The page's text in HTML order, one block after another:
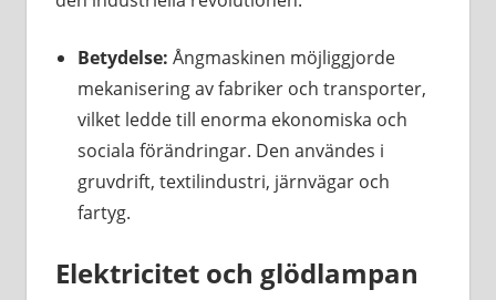
Betydelse: Ångmaskinen möjliggjorde
mekanisering av fabriker och transporter,
vilket ledde till enorma ekonomiska och
sociala förändringar. Den användes i
gruvdrift, textilindustri, järnvägar och
fartyg.
Elektricitet och glödlampan